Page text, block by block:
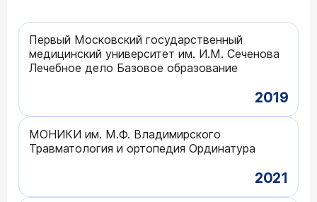
Первый Московский государственный
медицинский университет им. И.М. Сеченова
Лечебное дело Базовое образование
2019
МОНИКИ им. М.Ф. Владимирского
Травматология и ортопедия Ординатура
2021